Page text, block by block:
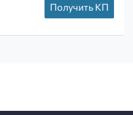
Получить КП